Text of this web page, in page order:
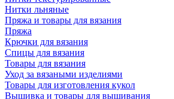
Нитки льняные
Пряжа и товары для вязания
Пряжа
Крючки для вязания
Спицы для вязания
Товары для вязания
Уход за вязаными изделиями
Товары для изготовления кукол
Вышивка и товары для вышивания